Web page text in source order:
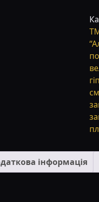
90
см
інформація